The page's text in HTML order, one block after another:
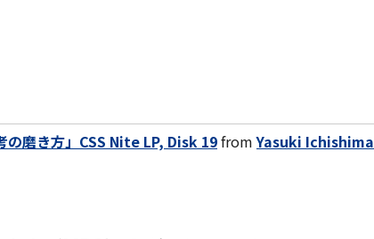
の磨き方」CSS Nite LP, Disk 19fromYasuki Ichishima